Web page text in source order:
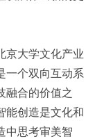
大学文化产业
一个双向互动系
融合的价值之
能创造是文化和
中思考审美智